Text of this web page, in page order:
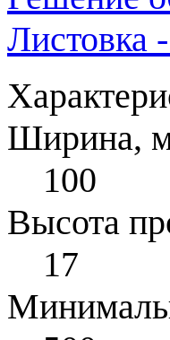
Листовка
Ширина,
100
Высота
17